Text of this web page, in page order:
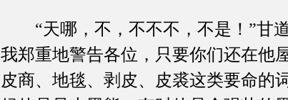
“天哪，不，不不不，不是！”甘道
我郑重地警告各位，只要你们还在他
皮商、地毯、剥皮、皮裘这类要命的